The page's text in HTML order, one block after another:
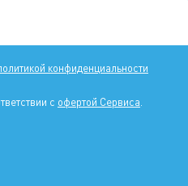
конфиденциальности
с офертой Сервиса